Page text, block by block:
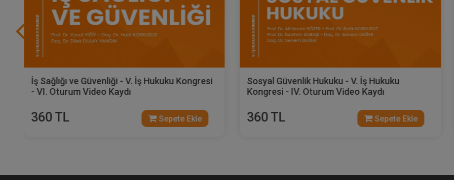
İş Sağlığı ve Güvenliği - V. İş Hukuku Kongresi
- VI. Oturum Video Kaydı
360 TL Sepete Ekle
Sosyal Güvenlik Hukuku - V. İş Hukuku
Kongresi - IV. Oturum Video Kaydı
360 TL Sepete Ekle